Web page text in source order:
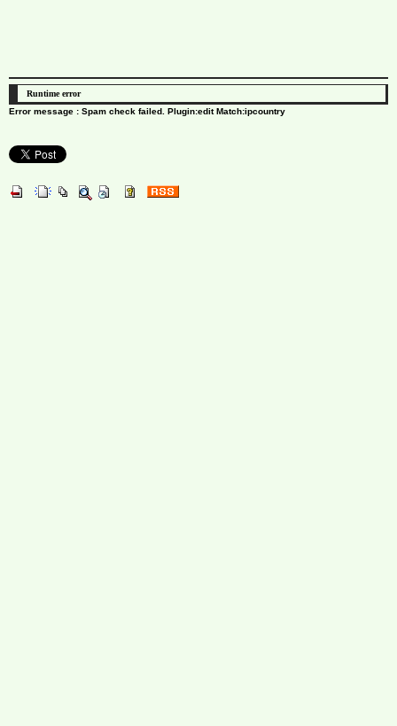
Runtime error
Error message : Spam check failed. Plugin:edit Match:ipcountry